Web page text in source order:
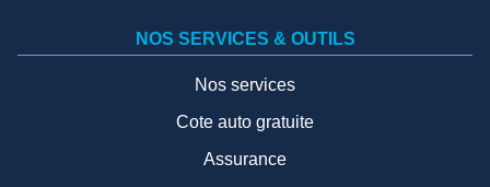
NOS SERVICES & OUTILS
Nos services
Cote auto gratuite
Assurance